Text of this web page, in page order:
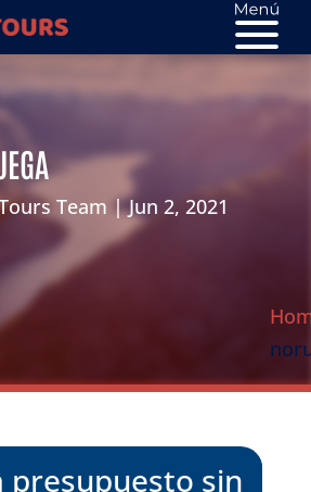
Team Jun 2, 2021
presupuesto sin